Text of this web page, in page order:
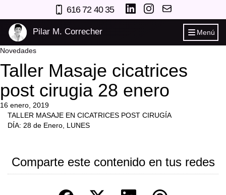
616 72 40 35
Pilar M. Correcher Menú
Novedades
Taller Masaje cicatrices
post cirugia 28 enero
16 enero, 2019
TALLER MASAJE EN CICATRICES POST CIRUGÍA
DÍA: 28 de Enero, LUNES
Comparte este contenido en tus redes